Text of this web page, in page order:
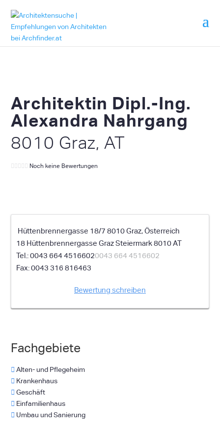
Architektin Dipl.-Ing.
Alexandra Nahrgang
8010 Graz, AT
Noch keine Bewertungen
Hüttenbrennergasse 18/7 8010 Graz, Österreich
18 Hüttenbrennergasse Graz Steiermark 8010 AT
0043 664 45166020043 664 4516602
0043 316 816463
Bewertung schreiben
Fachgebiete
Alten- und Pflegeheim
Krankenhaus
Geschäft
Einfamilienhaus
Umbau und Sanierung